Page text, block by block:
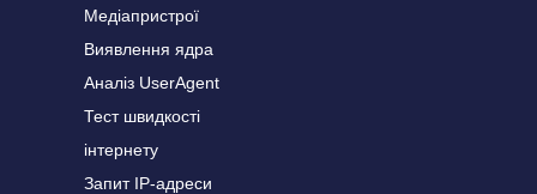
Медіапристрої
Виявлення ядра
Аналіз UserAgent
Тест швидкості
інтернету
Запит IP-адреси